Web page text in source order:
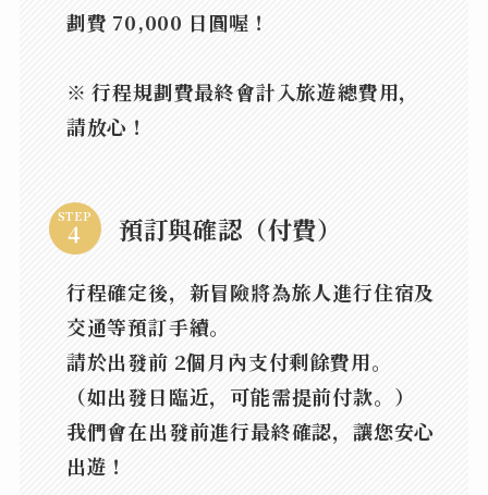
劃費 70,000 日圓喔！
※ 行程規劃費最終會計入旅遊總費用，
請放心！
STEP 預訂與確認（付費）
行程確定後，新冒險將為旅人進行住宿及
交通等預訂手續。
請於出發前 2個月內支付剩餘費用。
（如出發日臨近，可能需提前付款。）
我們會在出發前進行最終確認，讓您安心
出遊！